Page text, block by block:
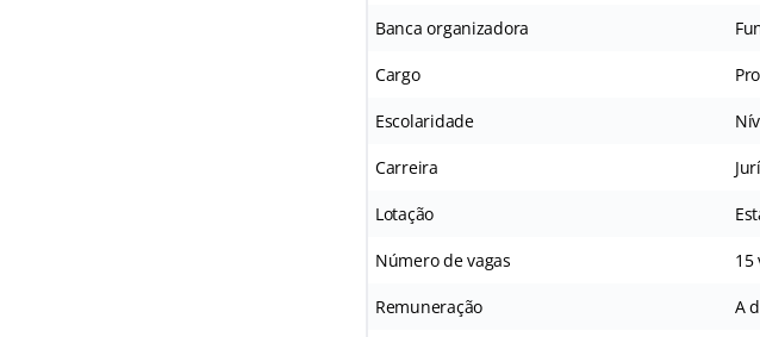
Banca organizadora
Cargo
Escolaridade
Carreira
Lotação
Número de vagas 15
Remuneração A